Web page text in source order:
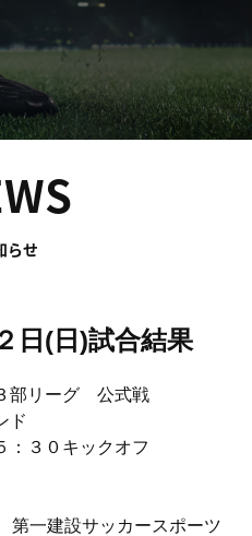
らせ
日(日)試合結果
部リーグ 公式戦
ド
３０キックオフ
一建設サッカースポーツ